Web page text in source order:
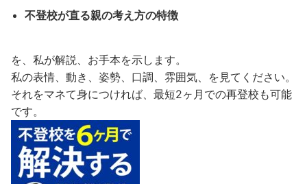
不登校が直る親の考え方の特徴
を、私が解説、お手本を示します。
私の表情、動き、姿勢、口調、雰囲気、を見てください。
それをマネて身につければ、最短2ヶ月での再登校も可能
です。